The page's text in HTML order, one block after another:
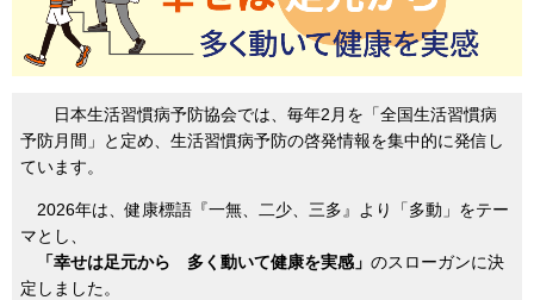
日本生活習慣病予防協会では、毎年2月を「全国生活習慣病
予防月間」と定め、生活習慣病予防の啓発情報を集中的に発信し
ています。
2026年は、健康標語『一無、二少、三多』より「多動」をテー
マとし、
「幸せは足元から 多く動いて健康を実感」のスローガンに決
定しました。